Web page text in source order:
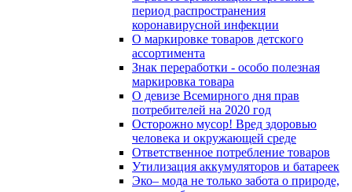
период распространения
коронавирусной инфекции
О маркировке товаров детского
ассортимента
Знак переработки - особо полезная
маркировка товара
О девизе Всемирного дня прав
потребителей на 2020 год
Осторожно мусор! Вред здоровью
человека и окружающей среде
Ответственное потребление товаров
Утилизация аккумуляторов и батареек
Эко– мода не только забота о природе,